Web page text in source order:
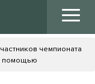
чемпионата
помощью